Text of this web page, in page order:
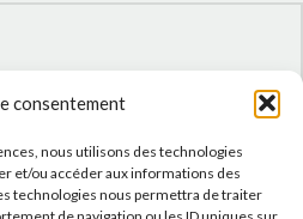
consentement
nous utilisons des technologies
et/ou accéder aux informations des
technologies nous permettra de traiter